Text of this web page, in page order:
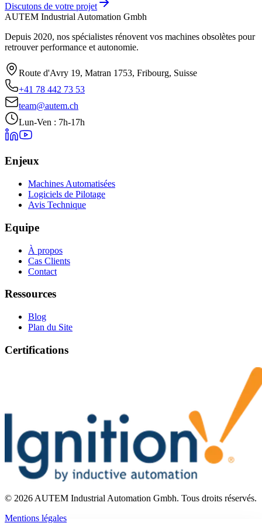
Discutons de votre projet
AUTEM Industrial Automation Gmbh
Depuis 2020, nos spécialistes rénovent vos machines obsolètes pour
retrouver performance et autonomie.
Route d'Avry 19, Matran 1753, Fribourg, Suisse
+41 78 442 73 53
team@autem.ch
Lun-Ven : 7h-17h
Enjeux
Machines Automatisées
Logiciels de Pilotage
Avis Technique
Equipe
À propos
Cas Clients
Contact
Ressources
Blog
Plan du Site
Certifications
© 2026 AUTEM Industrial Automation Gmbh. Tous droits réservés.
Mentions légales